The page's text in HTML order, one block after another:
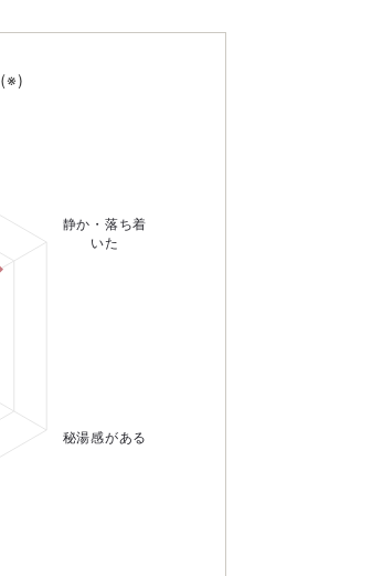
(※)
静か・落ち着
いた
秘湯感がある